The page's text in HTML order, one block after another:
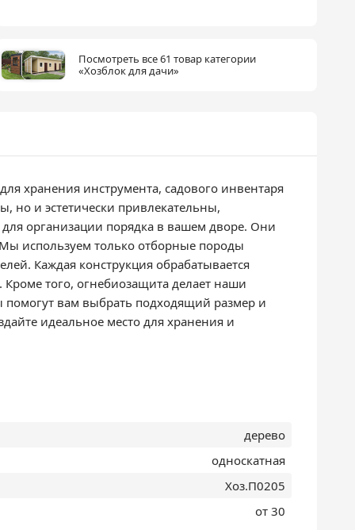
Посмотреть все 61 товар категории
«Хозблок для дачи»
хранения инструмента, садового инвентаря
но и эстетически привлекательны,
организации порядка в вашем дворе. Они
используем только отборные породы
Каждая конструкция обрабатывается
того, огнебиозащита делает наши
помогут вам выбрать подходящий размер и
идеальное место для хранения и
дерево
односкатная
Хоз.П0205
от 30